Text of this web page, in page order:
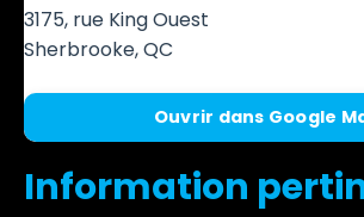
3175, rue King Ouest
Sherbrooke, QC
Ouvrir dans Google
Information